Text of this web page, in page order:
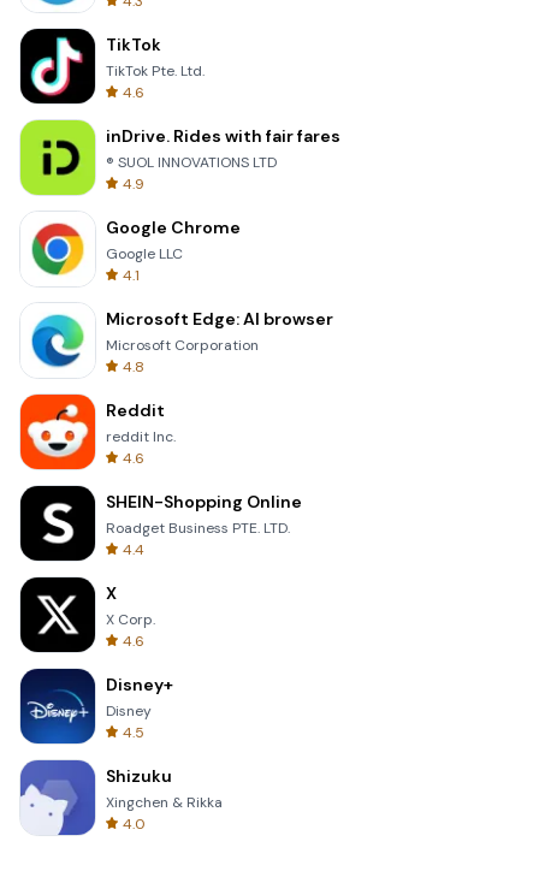
TikTok
TikTok Pte. Ltd.
4.6
inDrive. Rides with fair fares
® SUOL INNOVATIONS LTD
4.9
Google Chrome
Google LLC
4.1
Microsoft Edge: AI browser
Microsoft Corporation
4.8
Reddit
reddit Inc.
4.6
SHEIN-Shopping Online
Roadget Business PTE. LTD.
4.4
X
X Corp.
4.6
Disney+
Disney
4.5
Shizuku
Xingchen & Rikka
4.0